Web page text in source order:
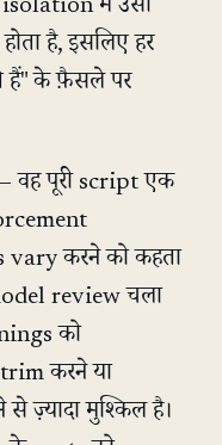
में उसी
है, इसलिए हर
हैं" के फ़ैसले पर
वह पूरी script एक
vary करने को कहता
review चला
को
करने या
ज़्यादा मुश्किल है।